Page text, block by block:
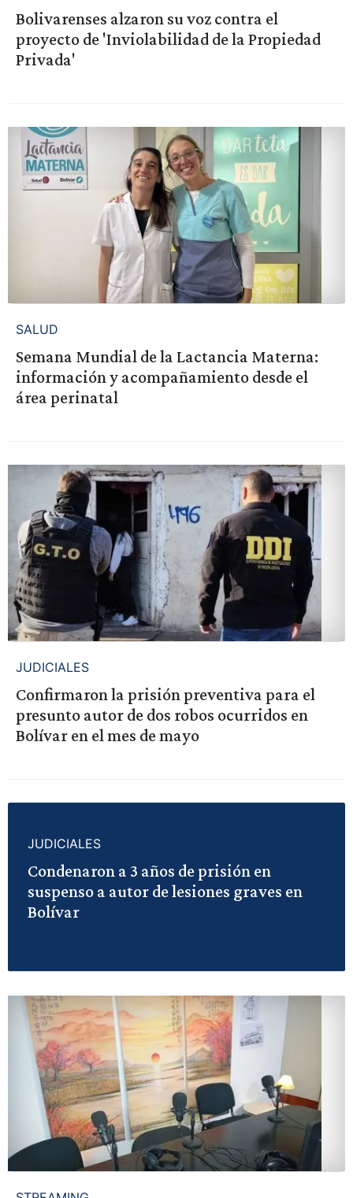
Bolivarenses alzaron su voz contra el
proyecto de 'Inviolabilidad de la Propiedad
Privada'
SALUD
Semana Mundial de la Lactancia Materna:
información y acompañamiento desde el
área perinatal
JUDICIALES
Confirmaron la prisión preventiva para el
presunto autor de dos robos ocurridos en
Bolívar en el mes de mayo
JUDICIALES
Condenaron a 3 años de prisión en
suspenso a autor de lesiones graves en
Bolívar